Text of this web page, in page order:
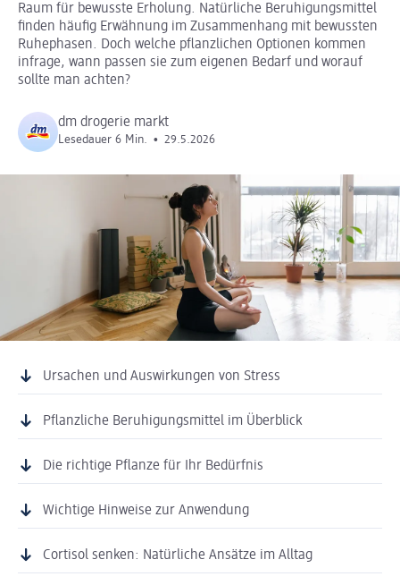
Raum für bewusste Erholung. Natürliche Beruhigungsmittel
finden häufig Erwähnung im Zusammenhang mit bewussten
Ruhephasen. Doch welche pflanzlichen Optionen kommen
infrage, wann passen sie zum eigenen Bedarf und worauf
sollte man achten?
dm drogerie markt
Lesedauer 6 Min. • 29.5.2026
Ursachen und Auswirkungen von Stress
Pflanzliche Beruhigungsmittel im Überblick
Die richtige Pflanze für Ihr Bedürfnis
Wichtige Hinweise zur Anwendung
Cortisol senken: Natürliche Ansätze im Alltag